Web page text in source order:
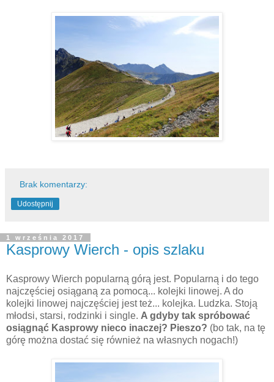
Brak komentarzy:
Udostępnij
1 września 2017
Kasprowy Wierch - opis szlaku
Kasprowy Wierch popularną górą jest. Popularną i do tego
najczęściej osiąganą za pomocą... kolejki linowej. A do
kolejki linowej najczęściej jest też... kolejka. Ludzka. Stoją
młodsi, starsi, rodzinki i single. A gdyby tak spróbować
osiągnąć Kasprowy nieco inaczej? Pieszo? (bo tak, na tę
górę można dostać się również na własnych nogach!)